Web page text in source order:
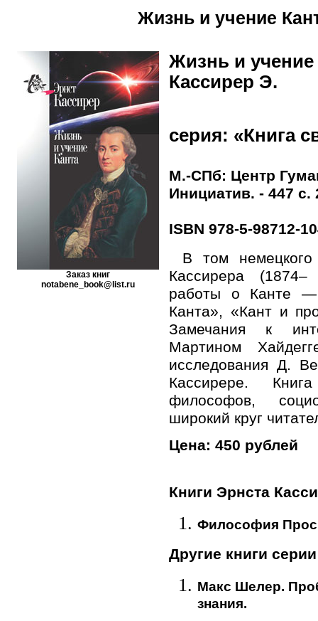
Жизнь и учение
Заказ книг
notabene_book@list.ru
Жизнь и учение
Кассирер Э.
серия: «Книга
М.-СПб: Центр
Инициатив. - 447 с.
ISBN 978-5-98712-
В том
Кассирера
работы о Канте
Канта», «Кант и
Замечания к
Мартином
исследования Д.
Кассирере.
философов,
широкий круг
Цена: 450 рублей
Книги Эрнста
Философия
Другие книги
Макс Шелер.
знания.